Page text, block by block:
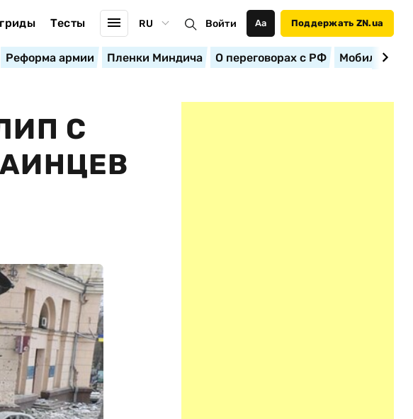
Тесты RU Войти Аа Поддержать ZN.ua
Реформа армии Пленки Миндича О переговорах с РФ
С